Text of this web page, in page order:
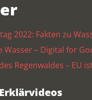
2022: Fakten zu
– Digital for
Regenwaldes – EU